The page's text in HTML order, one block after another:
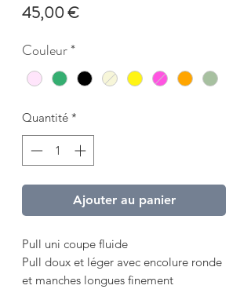
45,00 €Prix
Couleur*
Quantité *
Ajouter au panier
Pull uni coupe fluide
Pull doux et léger avec encolure ronde
et manches longues finement